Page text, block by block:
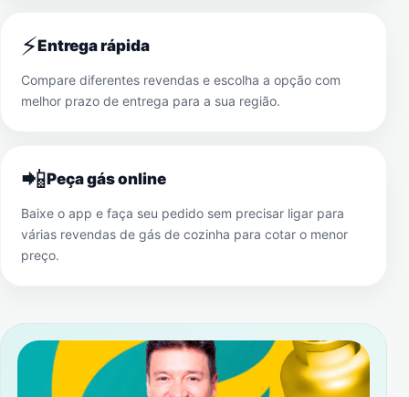
⚡Entrega rápida
Compare diferentes revendas e escolha a opção com
melhor prazo de entrega para a sua região.
📲Peça gás online
Baixe o app e faça seu pedido sem precisar ligar para
várias revendas de gás de cozinha para cotar o menor
preço.